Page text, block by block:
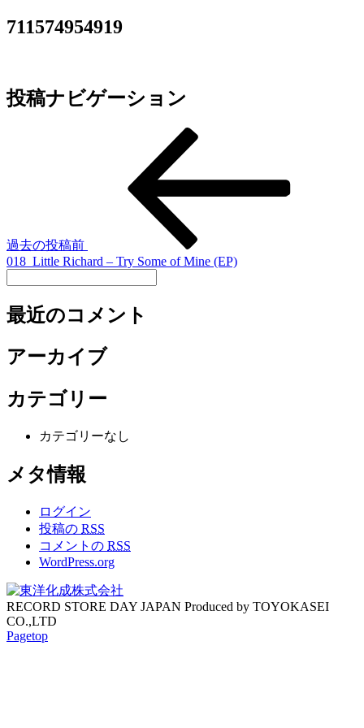
711574954919
投稿ナビゲーション
過去の投稿前
018_Little Richard – Try Some of Mine (EP)
最近のコメント
アーカイブ
カテゴリー
カテゴリーなし
メタ情報
ログイン
投稿の RSS
コメントの RSS
WordPress.org
RECORD STORE DAY JAPAN Produced by TOYOKASEI
CO.,LTD
Pagetop